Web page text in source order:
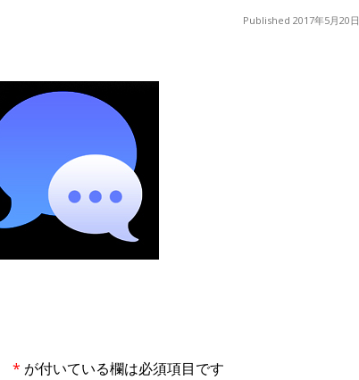
Published 2017年5月20日
* が付いている欄は必須項目です